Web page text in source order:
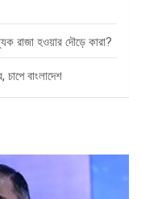
রাজা হওয়ার দৌড়ে কারা?
বাংলাদেশ